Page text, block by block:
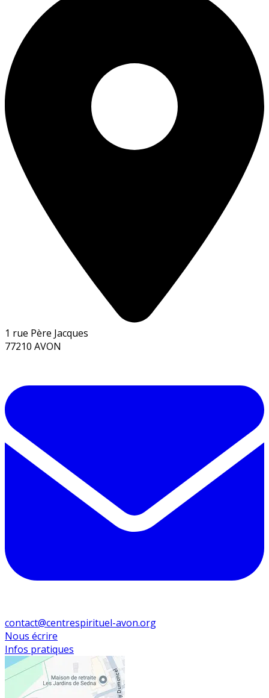
1 rue Père Jacques
77210 AVON
contact@centrespirituel-avon.org
Nous écrire
Infos pratiques